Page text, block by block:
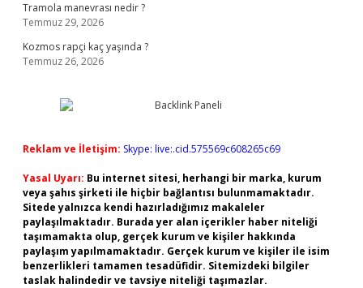
Tramola manevrası nedir ?
Temmuz 29, 2026
Kozmos rapçi kaç yaşında ?
Temmuz 26, 2026
Reklam ve İletişim: Skype: live:.cid.575569c608265c69
Yasal Uyarı: Bu internet sitesi, herhangi bir marka, kurum
veya şahıs şirketi ile hiçbir bağlantısı bulunmamaktadır.
Sitede yalnızca kendi hazırladığımız makaleler
paylaşılmaktadır. Burada yer alan içerikler haber niteliği
taşımamakta olup, gerçek kurum ve kişiler hakkında
paylaşım yapılmamaktadır. Gerçek kurum ve kişiler ile isim
benzerlikleri tamamen tesadüfidir. Sitemizdeki bilgiler
taslak halindedir ve tavsiye niteliği taşımazlar.